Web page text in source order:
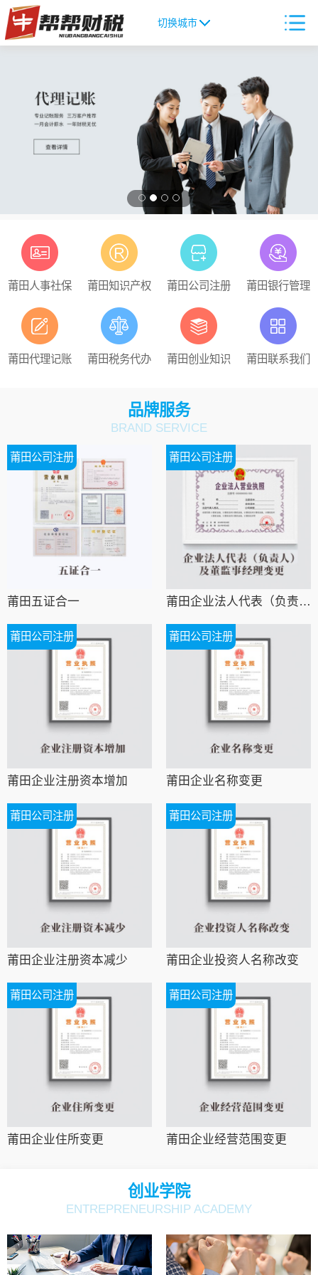
切换城市
莆田人事社保 莆田知识产权 莆田公司注册 莆田银行管理
莆田代理记账 莆田税务代办 莆田创业知识 莆田联系我们
品牌服务
BRAND SERVICE
莆田公司注册
莆田五证合一
莆田公司注册
莆田企业法人代表（负责人）及董监事经理变更
莆田公司注册
莆田企业注册资本增加
莆田公司注册
莆田企业名称变更
莆田公司注册
莆田企业注册资本减少
莆田公司注册
莆田企业投资人名称改变
莆田公司注册
莆田企业住所变更
莆田公司注册
莆田企业经营范围变更
创业学院
ENTREPRENEURSHIP ACADEMY